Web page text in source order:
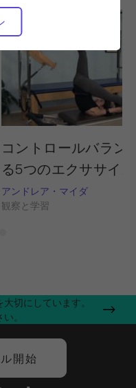
コントロールバラン
る5つのエクササイズ
アンドレア・マイダ
観察と学習
切にしています。
。
開始